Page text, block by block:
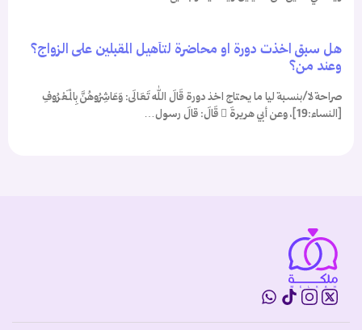
هل سبق اخذت دورة او محاضرة لتأهيل المقبلين على الزواج؟
وعند من؟
صراحة لا/بنسبة ليا ما يحتاج اخذ دورة قَالَ الله تَعَالَى: وَعَاشِرُوهُنَّ بِالْمَعْرُوفِ
[النساء:19]، وعن أبي هريرةَ  قَالَ: قالَ رسول…